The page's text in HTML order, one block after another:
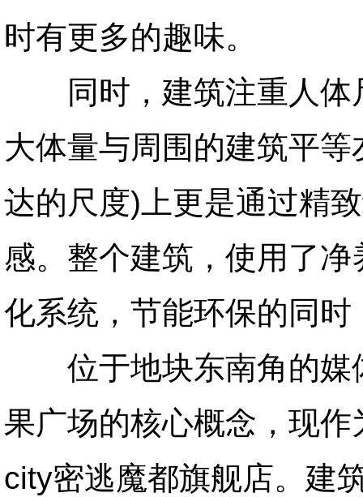
时有更多的趣味。
同时，建筑注重人体
大体量与周围的建筑平
达的尺度)上更是通过精
感。整个建筑，使用了
化系统，节能环保的同
位于地块东南角的媒
果广场的核心概念，现
city密逃魔都旗舰店。建